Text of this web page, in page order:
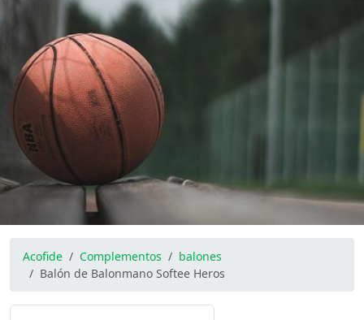
Acofide Complementos
balones
Balón de Balonmano Softee Heros